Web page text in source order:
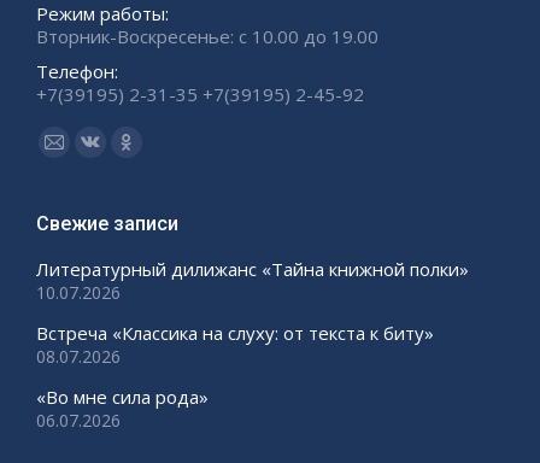
Режим работы:
Вторник-Воскресенье: с 10.00 до 19.00
Телефон:
+7(39195) 2-31-35 +7(39195) 2-45-92
Ищите нас:
Страница
открывается
новом
Страница
открывается
новом
Страница
открывается
новом
Свежие записи
Литературный дилижанс «Тайна книжной полки»
10.07.2026
Встреча «Классика на слуху: от текста к биту»
08.07.2026
«Во мне сила рода»
06.07.2026